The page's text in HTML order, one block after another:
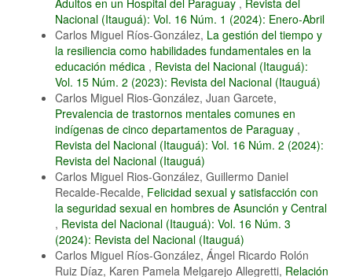
Adultos en un Hospital del Paraguay , Revista del
Nacional (Itauguá): Vol. 16 Núm. 1 (2024): Enero-Abril
Carlos Miguel Ríos-González, La gestión del tiempo y
la resiliencia como habilidades fundamentales en la
educación médica , Revista del Nacional (Itauguá):
Vol. 15 Núm. 2 (2023): Revista del Nacional (Itauguá)
Carlos Miguel Rios-González, Juan Garcete,
Prevalencia de trastornos mentales comunes en
indígenas de cinco departamentos de Paraguay ,
Revista del Nacional (Itauguá): Vol. 16 Núm. 2 (2024):
Revista del Nacional (Itauguá)
Carlos Miguel Rios-González, Guillermo Daniel
Recalde-Recalde, Felicidad sexual y satisfacción con
la seguridad sexual en hombres de Asunción y Central
, Revista del Nacional (Itauguá): Vol. 16 Núm. 3
(2024): Revista del Nacional (Itauguá)
Carlos Miguel Ríos-González, Ángel Ricardo Rolón
Ruiz Díaz, Karen Pamela Melgarejo Allegretti, Relación